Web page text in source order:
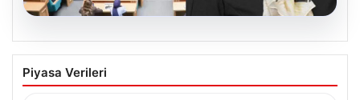
05.08.2026
Üsküdar Belediyesi’nde başkanvekili
Sibel Tan Çetinkaya oldu
Piyasa Verileri